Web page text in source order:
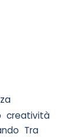
creatività
Tra